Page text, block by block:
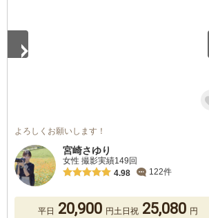
よろしくお願いします！
宮崎さゆり
女性 撮影実績149回
4.98
122件
平日 20,900 円土日祝 25,080 円